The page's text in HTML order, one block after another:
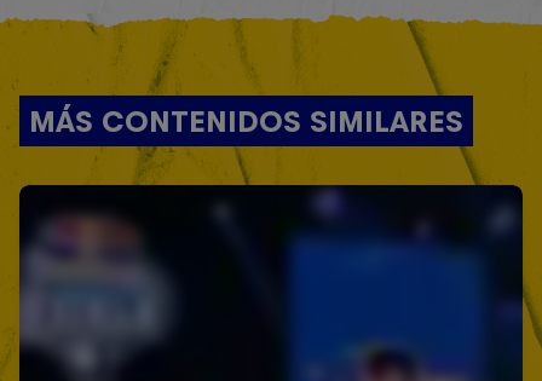
MÁS CONTENIDOS SIMILARES